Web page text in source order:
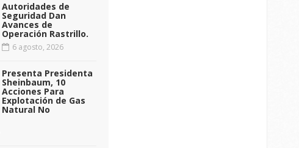
Autoridades de
Seguridad Dan
Avances de
Operación Rastrillo.
6 agosto, 2026
Presenta Presidenta
Sheinbaum, 10
Acciones Para
Explotación de Gas
Natural No